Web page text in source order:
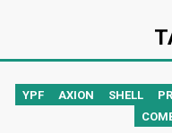
YPF AXION SHELL